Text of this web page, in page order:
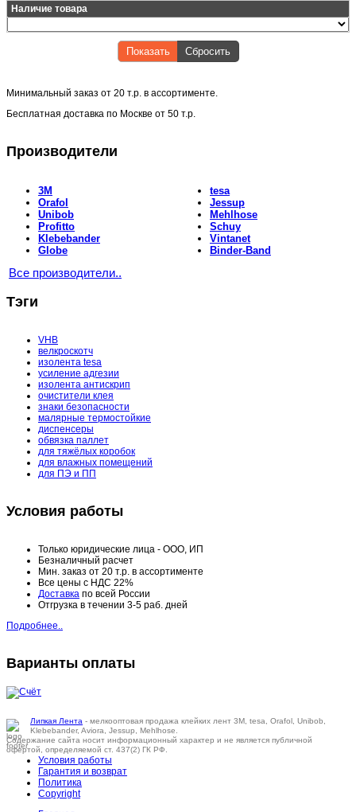
Наличие товара
Показать Сбросить
Минимальный заказ от 20 т.р. в ассортименте.
Бесплатная доставка по Москве от 50 т.р.
Производители
3M
Orafol
Unibob
Profitto
Klebebander
Globe
tesa
Jessup
Mehlhose
Schuy
Vintanet
Binder-Band
Все производители..
Тэги
VHB
велкроскотч
изолента tesa
усиление адгезии
изолента антискрип
очистители клея
знаки безопасности
малярные термостойкие
диспенсеры
обвязка паллет
для тяжёлых коробок
для влажных помещений
для ПЭ и ПП
Условия работы
Только юридические лица - ООО, ИП
Безналичный расчет
Мин. заказ от 20 т.р. в ассортименте
Все цены с НДС 22%
Доставка по всей России
Отгрузка в течении 3-5 раб. дней
Подробнее..
Варианты оплаты
Липкая Лента - мелкооптовая продажа клейких лент 3M, tesa, Orafol, Unibob,
Klebebander, Aviora, Jessup, Mehlhose.
Содержание сайта носит информационный характер и не является публичной
офертой, определяемой ст. 437(2) ГК РФ.
Условия работы
Гарантия и возврат
Политика
Copyright